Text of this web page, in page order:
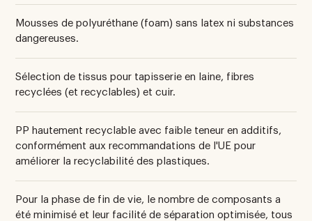
Mousses de polyuréthane (foam) sans latex ni substances
dangereuses.
Sélection de tissus pour tapisserie en laine, fibres
recyclées (et recyclables) et cuir.
PP hautement recyclable avec faible teneur en additifs,
conformément aux recommandations de l'UE pour
améliorer la recyclabilité des plastiques.
Pour la phase de fin de vie, le nombre de composants a
été minimisé et leur facilité de séparation optimisée, tous